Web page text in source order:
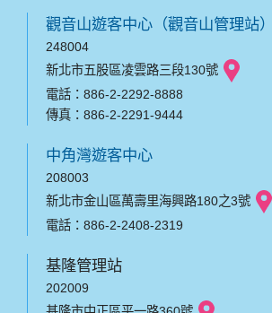
觀音山遊客中心（觀音山管理站）
248004
新北市五股區凌雲路三段130號
電話：886-2-2292-8888
傳真：886-2-2291-9444
中角灣遊客中心
208003
新北市金山區萬壽里海興路180之3號
電話：886-2-2408-2319
基隆管理站
202009